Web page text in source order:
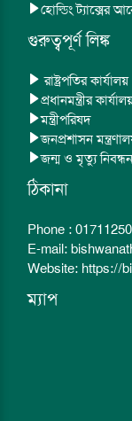
হোল্ডিং ট্যাক্সের
গুরুত্বপূর্ণ লিঙ্ক
রাষ্ট্রপতির কার্যালয়
প্রধানমন্ত্রীর
মন্ত্রীপরিষদ
জনপ্রশাসন
জন্ম ও মৃত্যু নিবন্ধন
ঠিকানা
Phone :
E-mail:
Website: https://
ম্যাপ